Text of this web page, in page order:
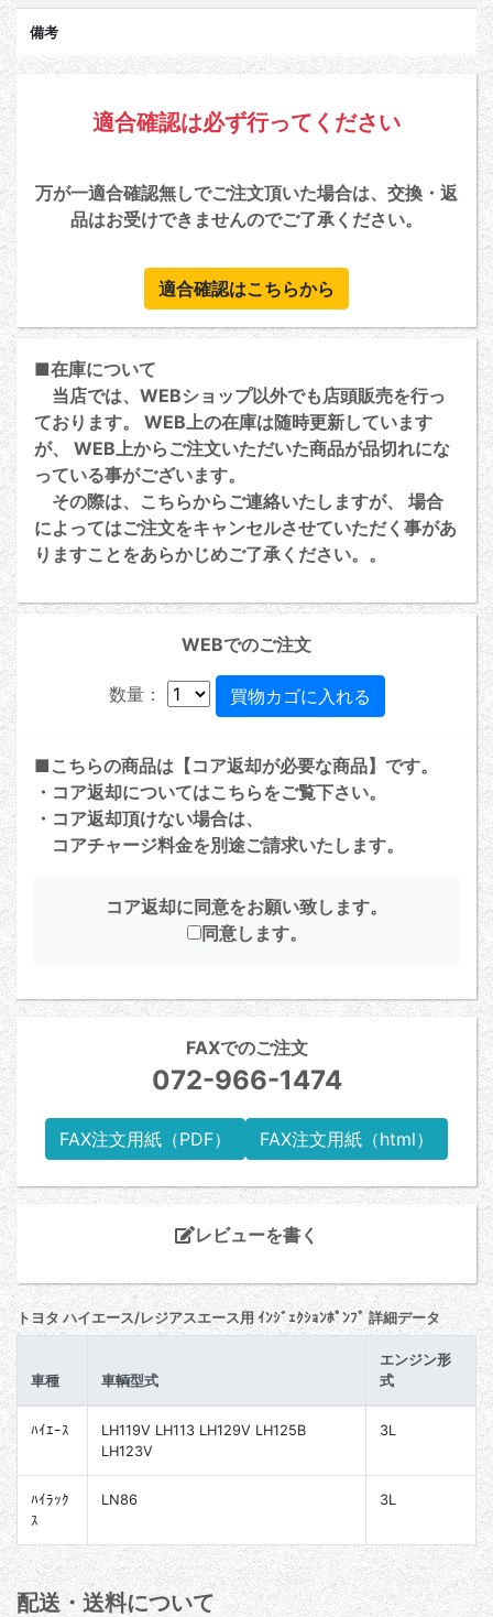
備考
適合確認は必ず行ってください
万が一適合確認無しでご注文頂いた場合は、交換・返
品はお受けできませんのでご了承ください。
適合確認はこちらから
■在庫について
当店では、WEBショップ以外でも店頭販売を行っ
ております。 WEB上の在庫は随時更新しています
が、 WEB上からご注文いただいた商品が品切れにな
っている事がございます。
その際は、こちらからご連絡いたしますが、 場合
によってはご注文をキャンセルさせていただく事があ
りますことをあらかじめご了承ください。。
WEBでのご注文
数量：
■こちらの商品は【コア返却が必要な商品】です。
・コア返却についてはこちらをご覧下さい。
・コア返却頂けない場合は、
コアチャージ料金を別途ご請求いたします。
コア返却に同意をお願い致します。
同意します。
FAXでのご注文
072-966-1474
FAX注文用紙（PDF） FAX注文用紙（html）
レビューを書く
トヨタ ハイエース/レジアスエース用 ｲﾝｼﾞｪｸｼｮﾝﾎﾟﾝﾌﾟ 詳細データ
車種 車輌型式
エンジン形
式
ﾊｲｴｰｽ
LH119V LH113 LH129V LH125B
LH123V
3L
ﾊｲﾗｯｸ
ｽ
LN86 3L
配送・送料について